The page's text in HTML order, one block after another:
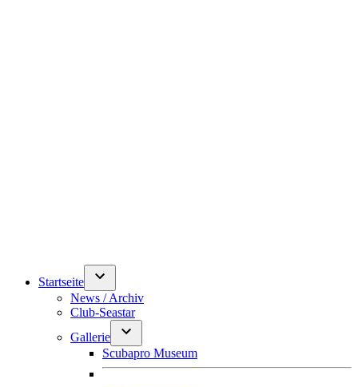
Startseite
News / Archiv
Club-Seastar
Gallerie
Scubapro Museum